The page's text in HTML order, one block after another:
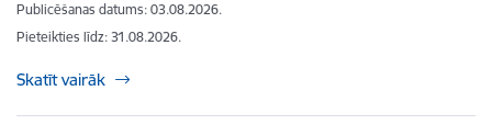
Publicēšanas datums: 03.08.2026.
Pieteikties līdz: 31.08.2026.
Skatīt vairāk